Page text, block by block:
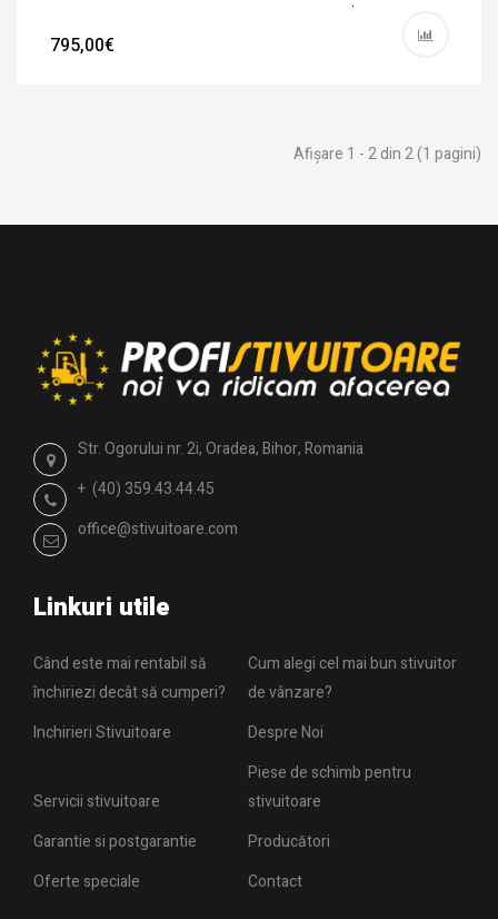
795,00€
Afişare 1 - 2 din 2 (1 pagini)
Str. Ogorului nr. 2i, Oradea, Bihor, Romania
+ (40) 359.43.44.45
office@stivuitoare.com
Linkuri utile
Când este mai rentabil să
închiriezi decât să cumperi?
Cum alegi cel mai bun stivuitor
de vânzare?
Inchirieri Stivuitoare
Despre Noi
Servicii stivuitoare
Piese de schimb pentru
stivuitoare
Garantie si postgarantie
Producători
Oferte speciale
Contact